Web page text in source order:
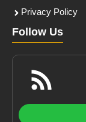
Privacy Policy
Follow Us